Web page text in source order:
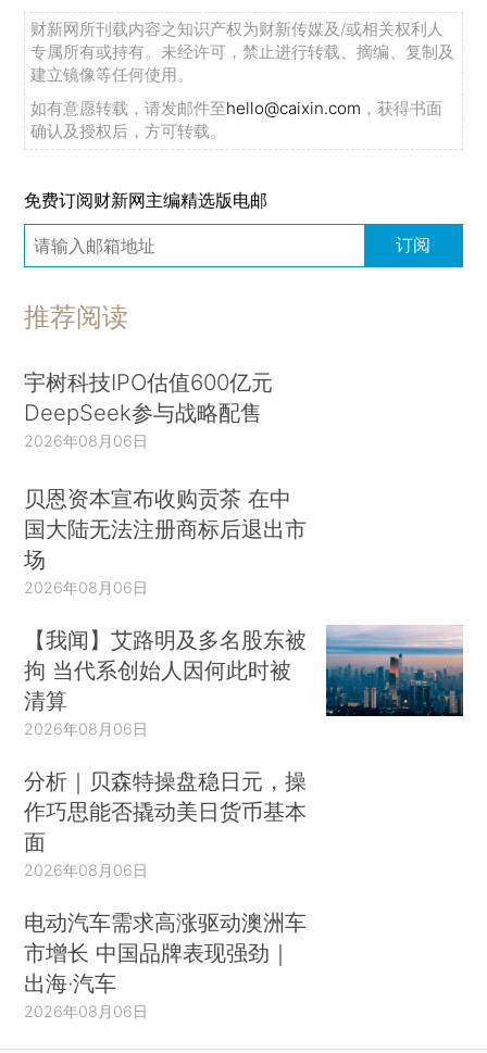
财新网所刊载内容之知识产权为财新传媒及/或相关权利人
专属所有或持有。未经许可，禁止进行转载、摘编、复制及
建立镜像等任何使用。
如有意愿转载，请发邮件至hello@caixin.com ，获得书面
确认及授权后，方可转载。
免费订阅财新网主编精选版电邮
订阅
推荐阅读
宇树科技IPO估值600亿元
DeepSeek参与战略配售
2026年08月06日
贝恩资本宣布收购贡茶 在中
国大陆无法注册商标后退出市
场
2026年08月06日
【我闻】艾路明及多名股东被
拘 当代系创始人因何此时被
清算
2026年08月06日
分析｜贝森特操盘稳日元，操
作巧思能否撬动美日货币基本
面
2026年08月06日
电动汽车需求高涨驱动澳洲车
市增长 中国品牌表现强劲｜
出海·汽车
2026年08月06日